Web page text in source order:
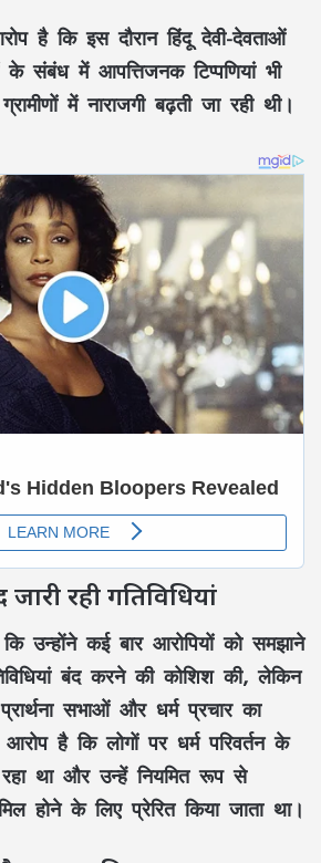
है कि इस दौरान हिंदू देवी-देवताओं
के संबंध में आपत्तिजनक टिप्पणियां भी
में नाराजगी बढ़ती जा रही थी।
रही गतिविधियां
उन्होंने कई बार आरोपियों को समझाने
बंद करने की कोशिश की, लेकिन
सभाओं और धर्म प्रचार का
है कि लोगों पर धर्म परिवर्तन के
रहा था और उन्हें नियमित रूप से
होने के लिए प्रेरित किया जाता था।